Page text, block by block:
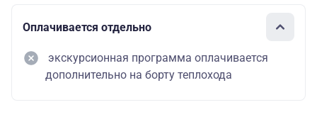
Оплачивается отдельно
экскурсионная программа оплачивается
дополнительно на борту теплохода